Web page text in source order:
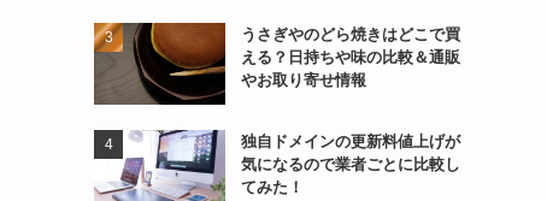
うさぎやのどら焼きはどこで買
える？日持ちや味の比較＆通販
やお取り寄せ情報
独自ドメインの更新料値上げが
気になるので業者ごとに比較し
てみた！